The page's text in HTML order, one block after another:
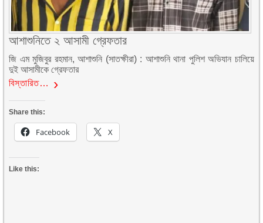
আশাশুনিতে ২ আসামী গ্রেফতার
জি এম মুজিবুর রহমান, আশাশুনি (সাতক্ষীরা) : আশাশুনি থানা পুলিশ অভিযান চালিয়ে
দুই আসামীকে গ্রেফতার
বিস্তারিত…
Share this:
Facebook X
Like this: